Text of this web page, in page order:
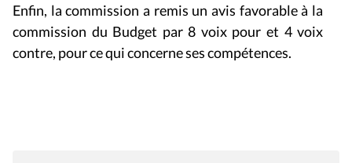
Enfin, la commission a remis un avis favorable à la
commission du Budget par 8 voix pour et 4 voix
contre, pour ce qui concerne ses compétences.